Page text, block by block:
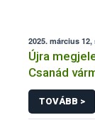
2025. március 12,
Újra
Csanád
TOVÁBB >